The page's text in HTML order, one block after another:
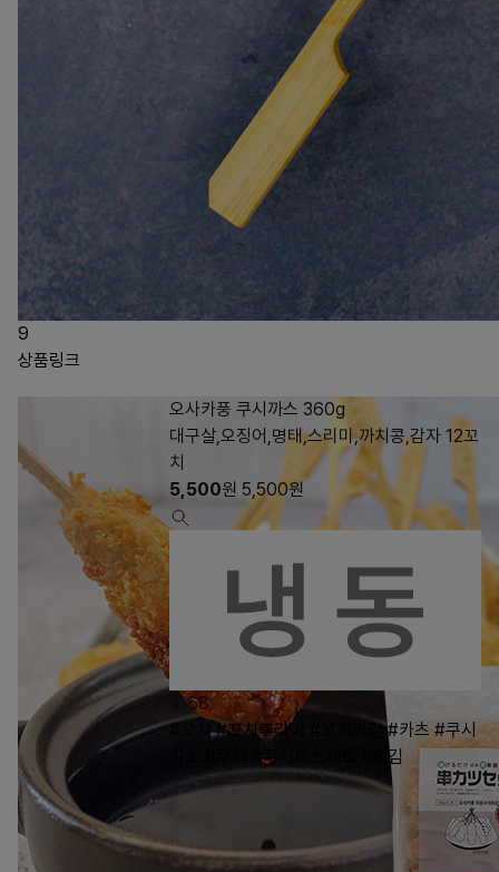
9
상품링크
오사카풍 쿠시까스 360g
대구살,오징어,명태,스리미,까치콩,감자 12꼬
치
5,500원 5,500원
68
#꼬치 #꼬치후라이 #꼬치튀김 #카츠 #쿠시
#쿠시까스세트 #튀김